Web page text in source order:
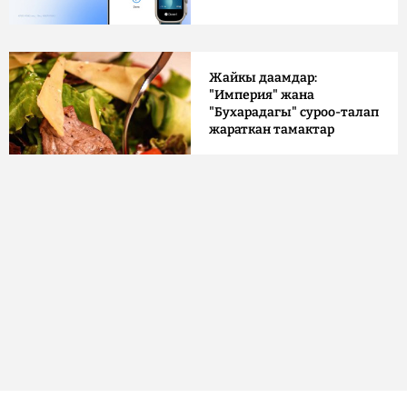
Жайкы даамдар:
"Империя" жана
"Бухарадагы" суроо-талап
жараткан тамактар